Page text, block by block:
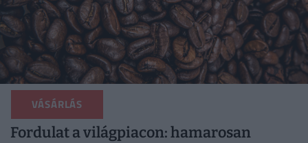
VÁSÁRLÁS
Fordulat a világpiacon: hamarosan